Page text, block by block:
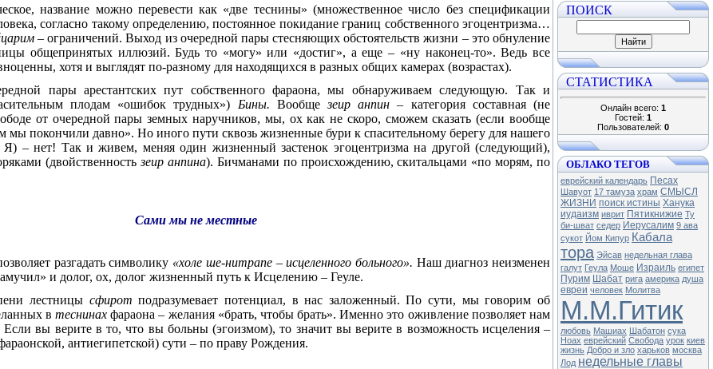
название можно перевести как «две теснины» (множественное число без спецификации
согласно такому определению, постоянное покидание границ собственного эгоцентризма…
– ограничений. Выход из очередной пары стесняющих обстоятельств жизни – это обнуление
общепринятых иллюзий. Будь то «могу» или «достиг», а еще – «ну наконец-то». Ведь все
хотя и выглядят по-разному для находящихся в разных общих камерах (возрастах).
пары арестантских пут собственного фараона, мы обнаруживаем следующую. Так и
плодам «ошибок трудных») Бины. Вообщезеир анпин – категория составная (не
от очередной пары земных наручников, мы, ох как не скоро, сможем сказать (если вообще
мы покончили давно». Но иного пути сквозь жизненные бури к спасительному берегу для нашего
Я) – нет! Так и живем, меняя один жизненный застенок эгоцентризма на другой (следующий),
(двойственностьзеир анпина). Бичманами по происхождению, скитальцами «по морям, по
Сами мы не местные
разгадать символику «холе ше-нитрапе – исцеленного больного». Наш диагноз неизменен
и долог, ох, долог жизненный путь к Исцелению – Геуле.
лестницы сфирот подразумевает потенциал, в нас заложенный. По сути, мы говорим об
втеснинах фараона – желания «брать, чтобы брать». Именно это оживление позволяет нам
Если вы верите в то, что вы больны (эгоизмом), то значит вы верите в возможность исцеления –
антиегипетской) сути – по праву Рождения.
ПОИСК
СТАТИСТИКА
Онлайн всего: 1
Гостей: 1
Пользователей: 0
ОБЛАКО ТЕГОВ
еврейский календарь Песах
Шавуот 17 тамуза храм СМЫСЛ
ЖИЗНИ поиск истины Ханука
иудаизм иврит Пятикнижие Ту
би-шват седер Иерусалим 9 ава
сукот Йом Кипур Кабала
тора Эйсав недельная глава
галут Геула Моше Израиль египет
Пурим Шабат рига америка душа
евреи человек Молитва
М.М.Гитик
любовь Машиах Шабатон сука
Ноах еврейский Свобода урок киев
жизнь Добро и зло харьков москва
Лод недельные главы